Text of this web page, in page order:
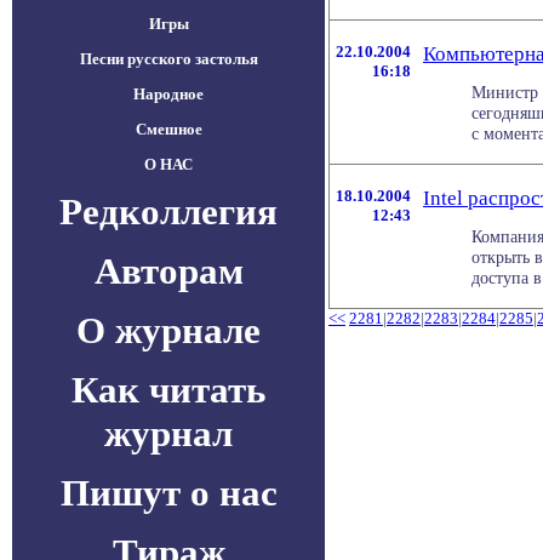
Игры
Песни русского застолья
Народное
Смешное
О НАС
Редколлегия
Авторам
О журнале
Как читать
журнал
Пишут о нас
22.10.2004
16:18
Министр
с
18.10.2004
12:43
Intel
открыть
доступа
<< 2281|2282|2283|2284|2285|